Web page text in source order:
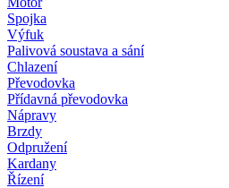
Spojka
Výfuk
Palivová soustava a sání
Chlazení
Převodovka
Přídavná převodovka
Nápravy
Brzdy
Odpružení
Kardany
Řízení